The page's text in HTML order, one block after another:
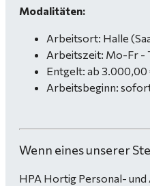
Modalitäten:
Arbeitsort: Halle
Arbeitszeit: Mo-Fr -
Entgelt: ab 3.000,00
Arbeitsbeginn:
Wenn eines unserer
HPA Hortig Personal-